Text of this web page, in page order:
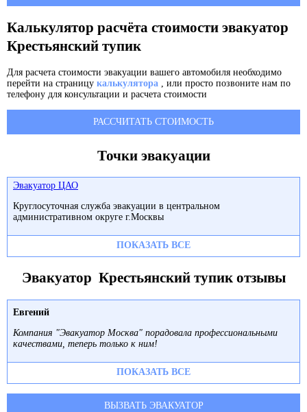
Калькулятор расчёта стоимости эвакуатор
Крестьянский тупик
Для расчета стоимости эвакуации вашего автомобиля необходимо
перейти на страницу калькулятора , или просто позвоните нам по
телефону для консультации и расчета стоимости
РАССЧИТАТЬ СТОИМОСТЬ
Точки эвакуации
Эвакуатор ЦАО
Круглосуточная служба эвакуации в центральном
административном округе г.Москвы
ПОКАЗАТЬ ВСЕ
Эвакуатор Крестьянский тупик отзывы
Евгений
Компания "Эвакуатор Москва" порадовала профессиональными
качествами, теперь только к ним!
ПОКАЗАТЬ ВСЕ
ВЫЗВАТЬ ЭВАКУАТОР